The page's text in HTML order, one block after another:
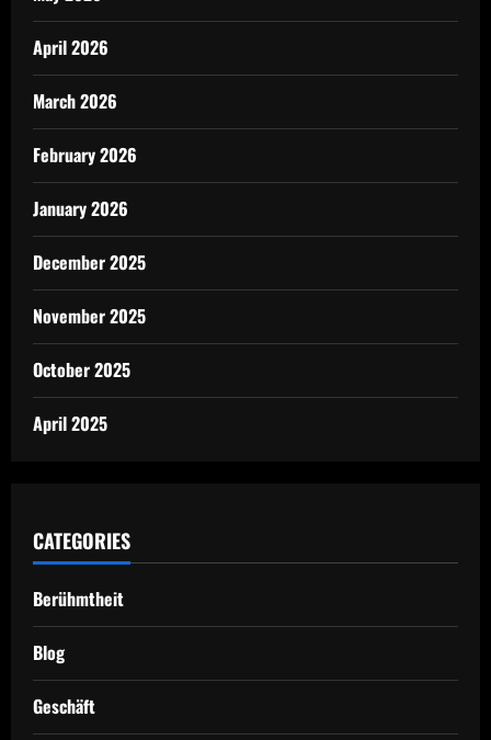
April 2026
March 2026
February 2026
January 2026
December 2025
November 2025
October 2025
April 2025
CATEGORIES
Berühmtheit
Blog
Geschäft